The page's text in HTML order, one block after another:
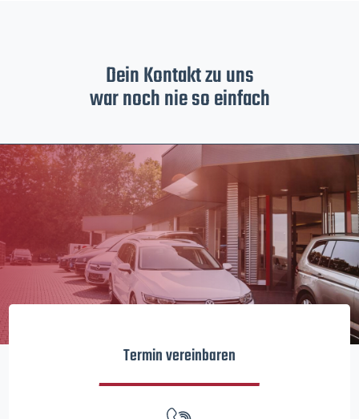
Dein Kontakt zu uns
war noch nie so einfach
Termin vereinbaren